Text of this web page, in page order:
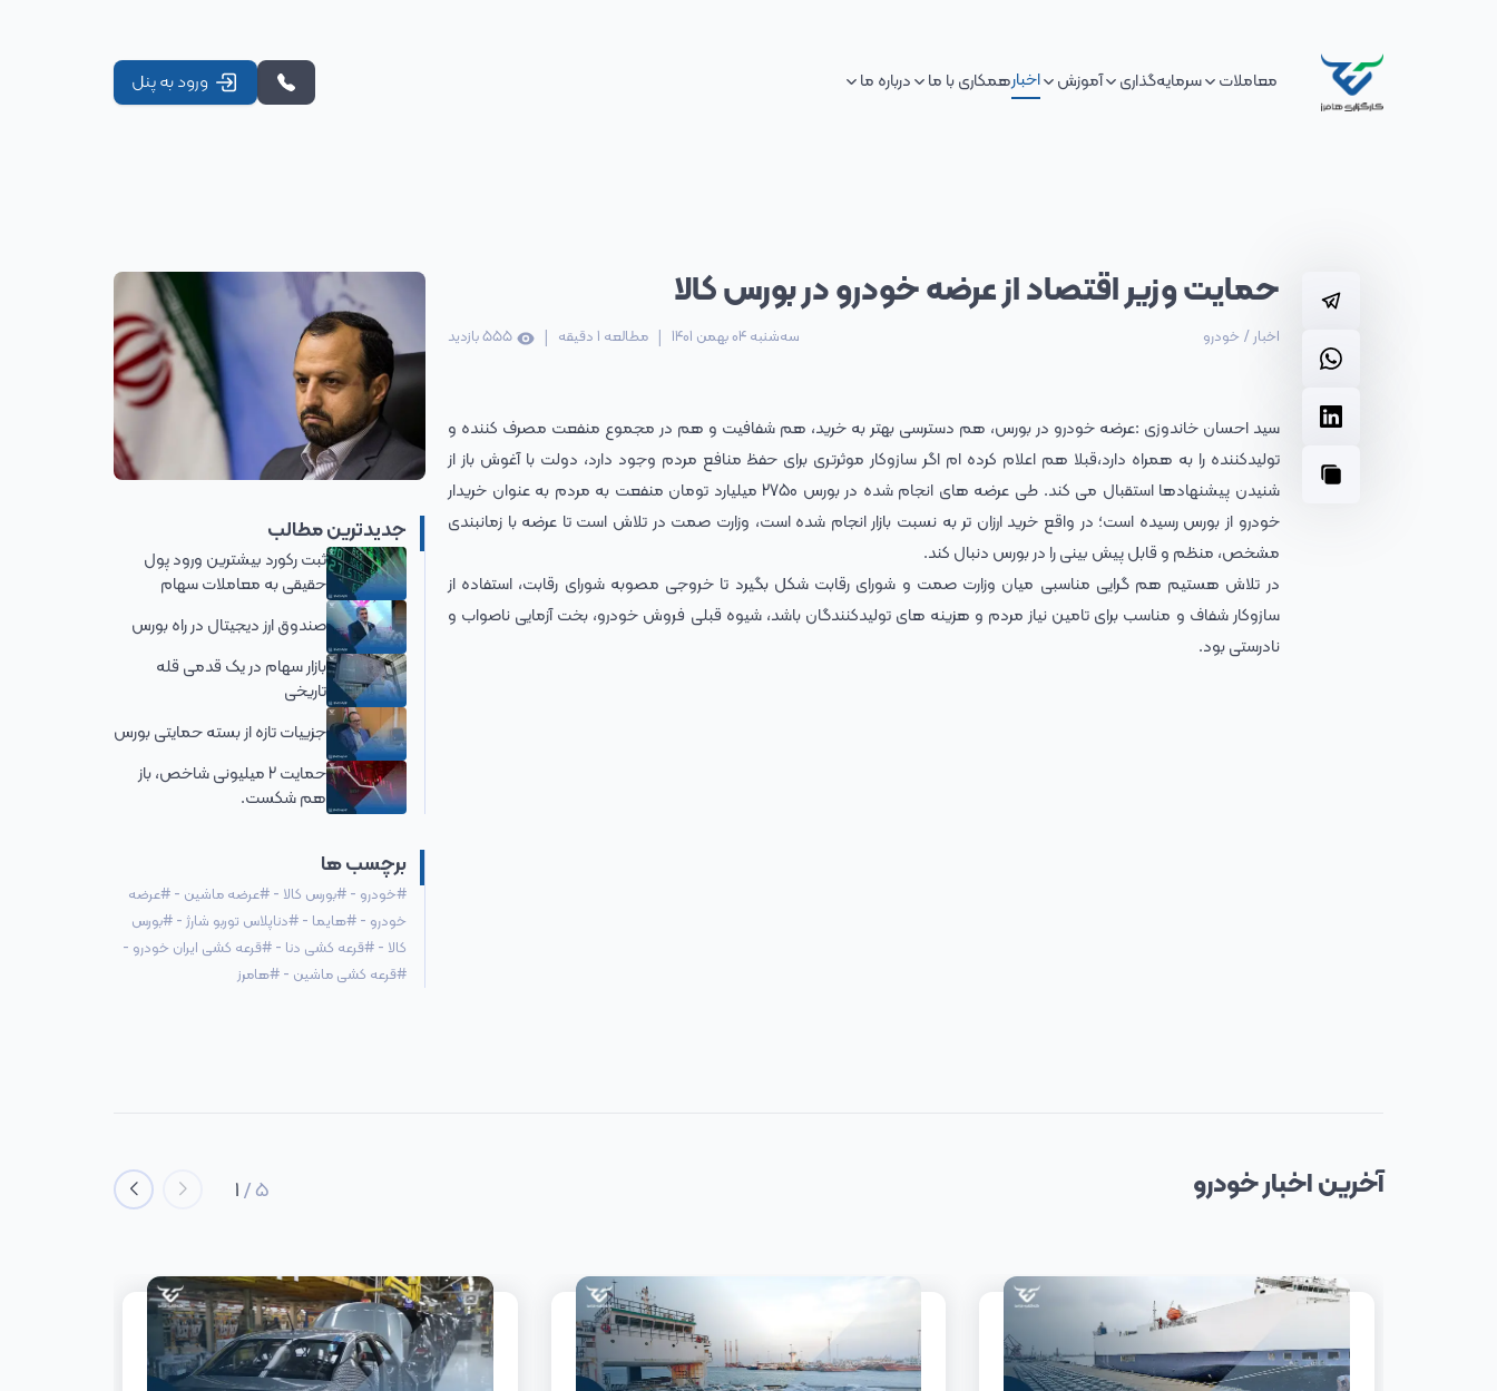
معاملات سرمایه‌گذاری آموزش اخبارهمکاری با ما درباره ما ورود به پنل
حمایت وزیر اقتصاد از عرضه خودرو در بورس کالا
اخبار / خودرو سه‌شنبه 04 بهمن 1401 | مطالعه 1 دقیقه |
555بازدید
سید احسان خاندوزی :عرضه خودرو در بورس، هم دسترسی بهتر به خرید، هم شفافیت و هم در مجموع منفعت مصرف کننده و
تولیدکننده را به همراه دارد،قبلا هم اعلام کرده ام اگر سازوکار موثرتری برای حفظ منافع مردم وجود دارد، دولت با آغوش باز از
شنیدن پیشنهادها استقبال می کند. طی عرضه های انجام شده در بورس 2750 میلیارد تومان منفعت به مردم به عنوان خریدار
خودرو از بورس رسیده است؛ در واقع خرید ارزان تر به نسبت بازار انجام شده است، وزارت صمت در تلاش است تا عرضه با زمانبندی
مشخص، منظم و قابل پیش بینی را در بورس دنبال کند.
در تلاش هستیم هم گرایی مناسبی میان وزارت صمت و شورای رقابت شکل بگیرد تا خروجی مصوبه شورای رقابت، استفاده از
سازوکار شفاف و مناسب برای تامین نیاز مردم و هزینه های تولیدکنندگان باشد، شیوه قبلی فروش خودرو، بخت آزمایی ناصواب و
نادرستی بود.
جدیدترین مطالب
ثبت رکورد بیشترین ورود پول
حقیقی به معاملات سهام
صندوق ارز دیجیتال در راه بورس
بازار سهام در یک قدمی قله
تاریخی
جزییات تازه از بسته حمایتی بورس
حمایت 2 میلیونی شاخص، باز
هم شکست.
برچسب ها
#خودرو -
#بورس کالا -
#عرضه ماشین -
#عرضه
خودرو -
#هایما -
#دناپلاس توربو شارژ -
#بورس
کالا -
#قرعه کشی دنا -
#قرعه کشی ایران خودرو -
#قرعه کشی ماشین -
#هامرز
آخریناخبارخودرو 1/5